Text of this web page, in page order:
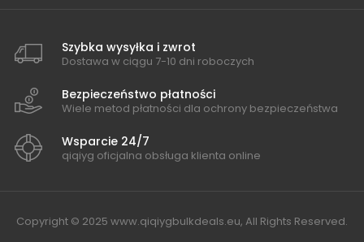
Szybka wysyłka i zwrot
Dostawa w ciągu 7-10 dni roboczych
Bezpieczeństwo płatności
Wiele metod płatności dla ochrony bezpieczeństwa
Wsparcie 24/7
qiqiyg oficjalna obsługa klienta online
Copyright © 2025 www.qiqiygbulkdeals.eu, All Rights Reserved.